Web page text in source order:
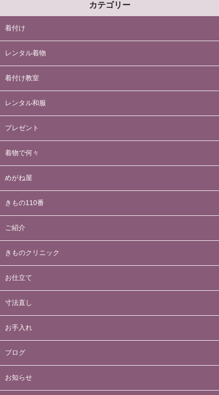
カテゴリー
着付け
レンタル着物
着付け教室
レンタル和服
プレゼント
着物で何々
めがね屋
きもの110番
ご紹介
きものクリニック
お仕立て
寸法直し
お手入れ
ブログ
お知らせ